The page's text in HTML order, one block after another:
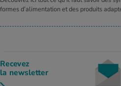
formes d’alimentation et des produits
Recevez
la newsletter